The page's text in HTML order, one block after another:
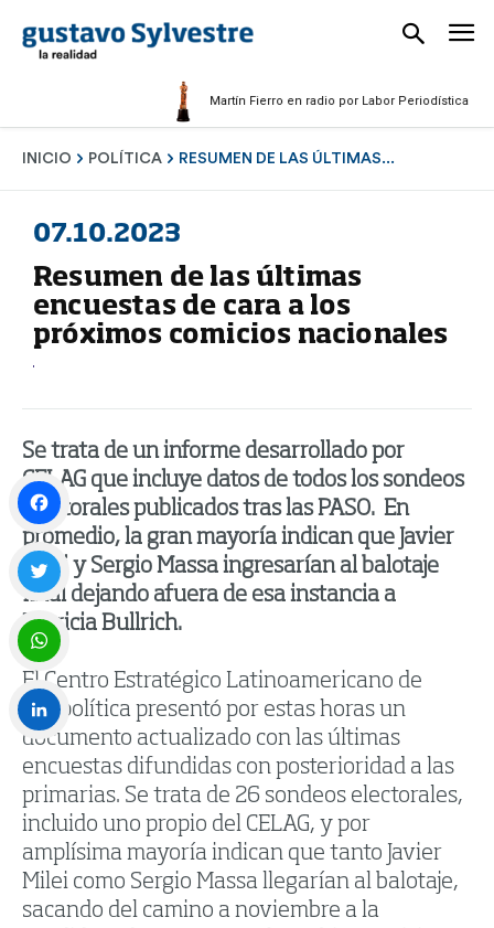
Martín Fierro en radio por Labor Periodística
INICIO POLÍTICA RESUMEN DE LAS ÚLTIMAS...
07.10.2023
Resumen de las últimas
encuestas de cara a los
próximos comicios nacionales
Se trata de un informe desarrollado por
CELAG que incluye datos de todos los sondeos
electorales publicados tras las PASO. En
promedio, la gran mayoría indican que Javier
Milei y Sergio Massa ingresarían al balotaje
final dejando afuera de esa instancia a
Patricia Bullrich.
El Centro Estratégico Latinoamericano de
Geopolítica presentó por estas horas un
documento actualizado con las últimas
encuestas difundidas con posterioridad a las
primarias. Se trata de 26 sondeos electorales,
incluido uno propio del CELAG, y por
amplísima mayoría indican que tanto Javier
Milei como Sergio Massa llegarían al balotaje,
sacando del camino a noviembre a la
Facebook
Twitter
WhatsApp